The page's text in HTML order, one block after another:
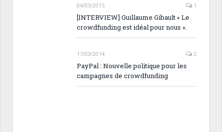
04/03/2015 1
[INTERVIEW] Guillaume Gibault « Le
crowdfunding est idéal pour nous ».
17/03/2014 2
PayPal : Nouvelle politique pour les
campagnes de crowdfunding